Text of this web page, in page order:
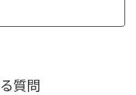
質問